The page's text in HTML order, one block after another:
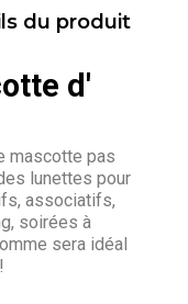
du produit
d'
mascotte pas
lunettes pour
associatifs,
soirées à
sera idéal